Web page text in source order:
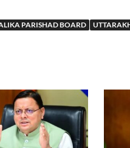
अब और बेहतर निगरानी
PARISHAD BOARD